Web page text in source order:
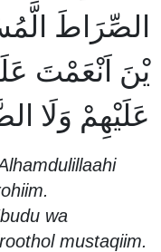
الصِّرَاطَ
يْنَ اَنْعَمْتَ
عَلَيْهِمْ وَلَا
wa
mustaqiim.